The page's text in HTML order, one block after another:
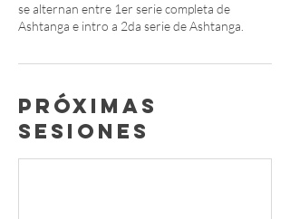
se alternan entre 1er serie completa de
Ashtanga e intro a 2da serie de Ashtanga.
Próximas
sesiones